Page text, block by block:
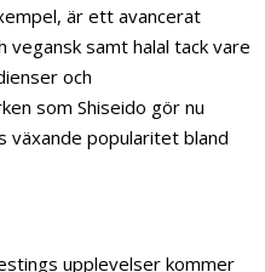
är ett avancerat
vegansk samt halal tack vare
och
som Shiseido gör nu
växande popularitet bland
upplevelser kommer